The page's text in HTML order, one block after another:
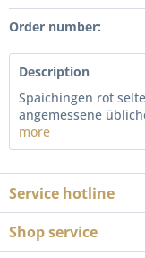
Order number:
Description
Spaichingen rot
angemessene
more
Service hotline
Shop service